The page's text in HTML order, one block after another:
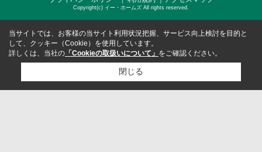
Copyright(c) イー・ホームズ All rights reserved.
当サイトでは、お客様の当サイト利用状況把握、サービス向上検討を目的と
して、クッキー（Cookie）を使用しています。
詳しくは、当社の 「Cookieの取扱いについて」 をご確認ください。
閉じる